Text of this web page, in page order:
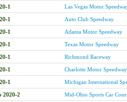
1 Las Vegas Motor
1 Auto Club Speedway
1 Atlanta Motor Speedway
1 Texas Motor Speedway
1 Richmond Raceway
1 Charlotte Motor Speedway
1 Michigan International
2020-2 Mid-Ohio Sports Car